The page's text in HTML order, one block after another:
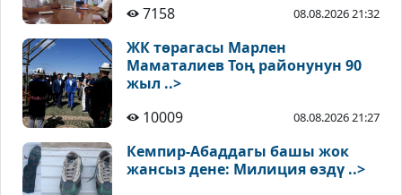
7158 08.08.2026 21:32
ЖК төрагасы Марлен
Маматалиев Тоң районунун 90
жыл ..>
10009
08.08.2026 21:27
Кемпир-Абаддагы башы жок
жансыз дене: Милиция өздү ..>